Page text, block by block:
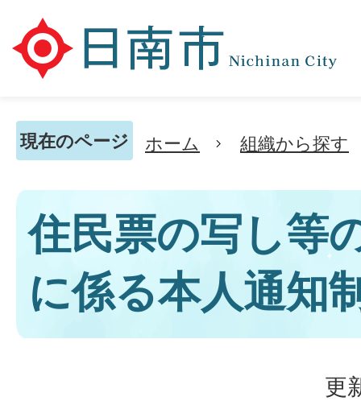
現在のページ ホーム 組織から探す
住民票の写し等
に係る本人通知
更